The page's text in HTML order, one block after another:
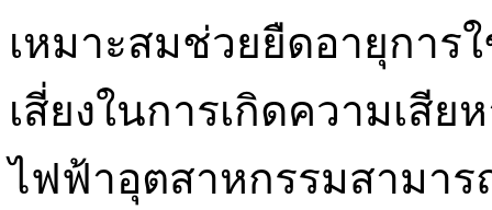
เหมาะสมช่วยยืดอายุกา
เสี่ยงในการเกิดความเสี
ไฟฟ้าอุตสาหกรรมสามา